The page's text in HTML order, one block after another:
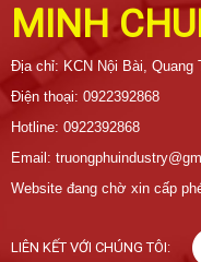
MINH
Địa chỉ: KCN Nội Bài, Quang
Điện thoại: 0922392868
Hotline: 0922392868
Email:
Website đang chờ xin cấp
LIÊN KẾT VỚI CHÚNG TÔI: